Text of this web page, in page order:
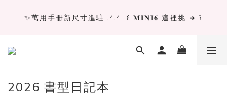
✨萬用手冊新尺寸進駐 .ᐟ.ᐟ  ꒰ 𝐌𝐈𝐍𝐈𝟔 這裡挑 ➜ ꒱
✨萬用手冊新尺寸進駐 .ᐟ.ᐟ  ꒰ 𝐌𝐈𝐍𝐈𝟔 這裡挑 ➜ ꒱
[ 𝙇𝙖 𝘿𝙤𝙡𝙘𝙚 𝙑𝙞𝙩𝙖 ] 甜蜜慢旅 系列 𝙉𝙀𝙒 𝙄𝙉 →
獨立文具店 X iMAT 聯名印章墊 ୨୧💝滿額送蛇年限定切
割墊
2026 書型日記本